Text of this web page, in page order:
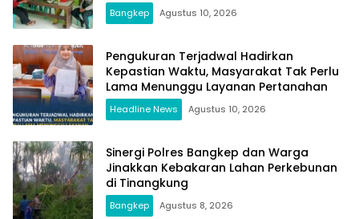
Bangkep Agustus 10, 2026
Pengukuran Terjadwal Hadirkan
Kepastian Waktu, Masyarakat Tak Perlu
Lama Menunggu Layanan Pertanahan
Headline News Agustus 10, 2026
Sinergi Polres Bangkep dan Warga
Jinakkan Kebakaran Lahan Perkebunan
di Tinangkung
Bangkep Agustus 8, 2026